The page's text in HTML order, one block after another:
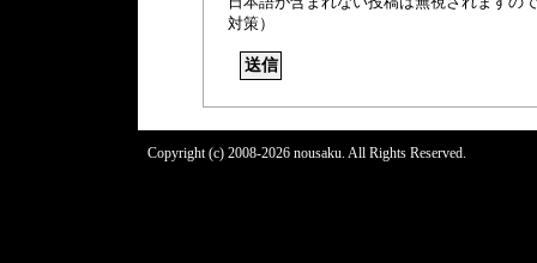
対策）
Copyright (c) 2008-2026 nousaku. All Rights Reserved.